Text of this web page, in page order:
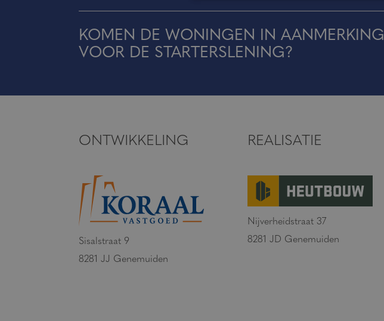
KOMEN DE WONINGEN IN AANMERKING
VOOR DE STARTERSLENING?
ONTWIKKELING
Sisalstraat 9
8281 JJ Genemuiden
REALISATIE
Nijverheidstraat 37
8281 JD Genemuiden